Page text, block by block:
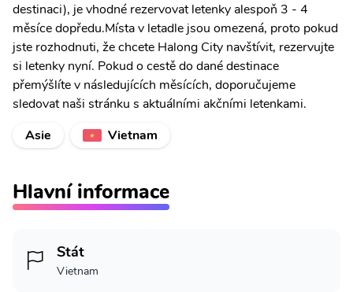
destinaci), je vhodné rezervovat letenky alespoň 3 - 4
měsíce dopředu.Místa v letadle jsou omezená, proto pokud
jste rozhodnuti, že chcete Halong City navštívit, rezervujte
si letenky nyní. Pokud o cestě do dané destinace
přemýšlíte v následujících měsících, doporučujeme
sledovat naši stránku s aktuálními akčními letenkami.
Asie
Vietnam
Hlavní informace
Stát
Vietnam